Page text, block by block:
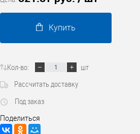
Купить
Кол-во:
шт
Рассчитать доставку
Под заказ
Поделиться